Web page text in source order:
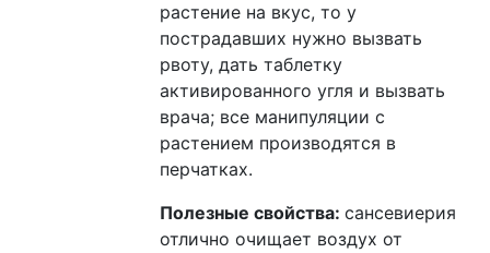
растение на вкус, то у
пострадавших нужно вызвать
рвоту, дать таблетку
активированного угля и вызвать
врача; все манипуляции с
растением производятся в
перчатках.
Полезные свойства: сансевиерия
отлично очищает воздух от